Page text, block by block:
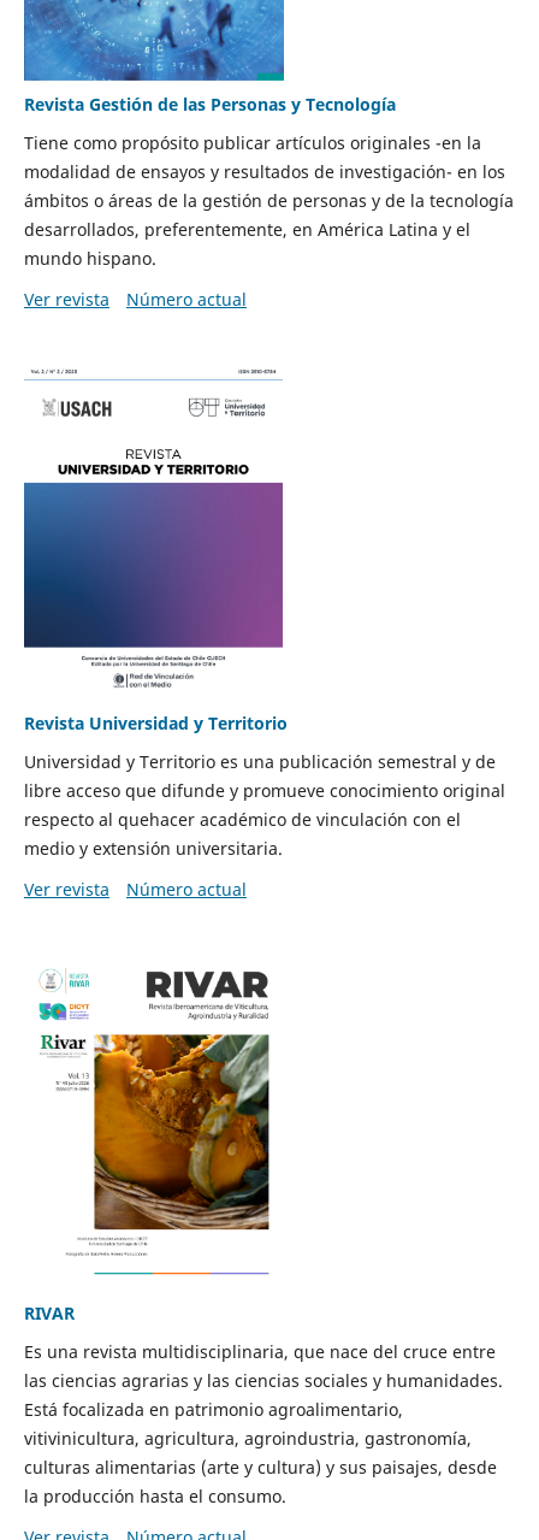
Revista Gestión de las Personas y Tecnología
Tiene como propósito publicar artículos originales -en la
modalidad de ensayos y resultados de investigación- en los
ámbitos o áreas de la gestión de personas y de la tecnología
desarrollados, preferentemente, en América Latina y el
mundo hispano.
Ver revista
Número actual
Revista Universidad y Territorio
Universidad y Territorio es una publicación semestral y de
libre acceso que difunde y promueve conocimiento original
respecto al quehacer académico de vinculación con el
medio y extensión universitaria.
Ver revista
Número actual
RIVAR
Es una revista multidisciplinaria, que nace del cruce entre
las ciencias agrarias y las ciencias sociales y humanidades.
Está focalizada en patrimonio agroalimentario,
vitivinicultura, agricultura, agroindustria, gastronomía,
culturas alimentarias (arte y cultura) y sus paisajes, desde
la producción hasta el consumo.